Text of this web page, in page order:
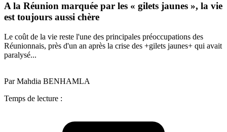
A la Réunion marquée par les « gilets jaunes », la vie
est toujours aussi chère
Le coût de la vie reste l'une des principales préoccupations des
Réunionnais, près d'un an après la crise des +gilets jaunes+ qui avait
paralysé...
Par Mahdia BENHAMLA
Temps de lecture :